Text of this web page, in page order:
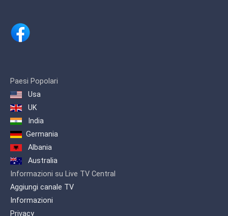
Paesi Popolari
Usa
UK
India
Germania
Albania
Australia
Informazioni su Live TV Central
Aggiungi canale TV
Informazioni
Privacy